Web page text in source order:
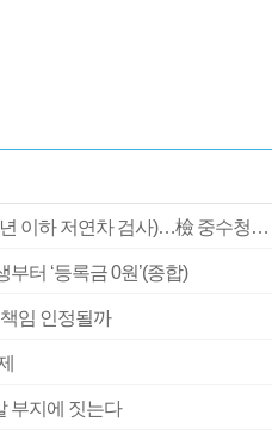
검사 신분 버리고 직급하향(10년 이하 저연차 검사)…檢 중수청행 기피
터 ‘등록금 0원’(종합)
임 인정될까
부지에 짓는다